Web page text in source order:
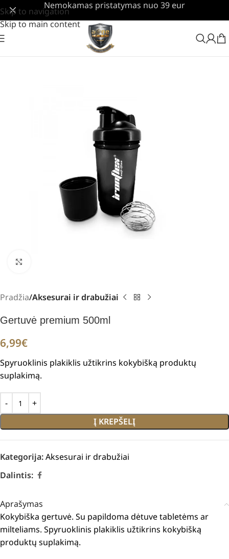
Skip to navigation
Skip to main content
Nemokamas pristatymas nuo 39 eur
Pradžia Aksesurai ir drabužiai
Gertuvė premium 500ml
6,99€
Spyruoklinis plakiklis užtikrins kokybišką produktų
suplakimą.
Į KREPŠELĮ
Kategorija:Aksesurai ir drabužiai
Dalintis:
Aprašymas
Kokybiška gertuvė. Su papildoma dėtuve tabletėms ar
milteliams. Spyruoklinis plakiklis užtikrins kokybišką
produktų suplakimą.